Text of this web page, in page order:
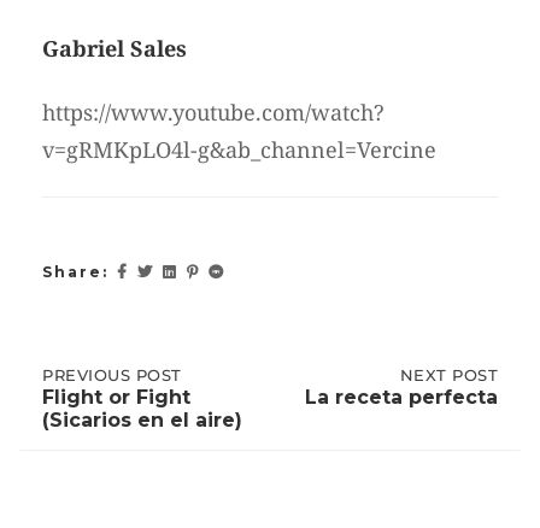
Gabriel Sales
https://www.youtube.com/watch?
v=gRMKpLO4l-g&ab_channel=Vercine
Share:
Post
PREVIOUS
POST:
FLIGHT
OR
PREVIOUS POST
Flight or Fight
(Sicarios en el aire)
POST:
NEXT POST
La receta perfecta